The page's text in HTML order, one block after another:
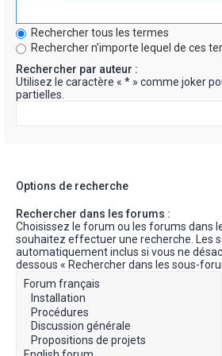
Rechercher tous les termes
Rechercher n’importe lequel de ces
Rechercher par auteur :
Utilisez le caractère « * » comme joker
partielles.
Options de recherche
Rechercher dans les forums :
Choisissez le forum ou les forums dans
souhaitez effectuer une recherche. Les
automatiquement inclus si vous ne
dessous « Rechercher dans les sous-